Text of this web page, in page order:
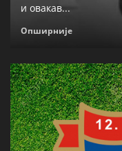
и овакав...
Опширније